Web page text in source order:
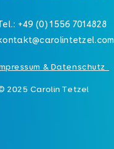
+49 (0) 1556 7014828
& Datenschutz
2025 Carolin Tetzel